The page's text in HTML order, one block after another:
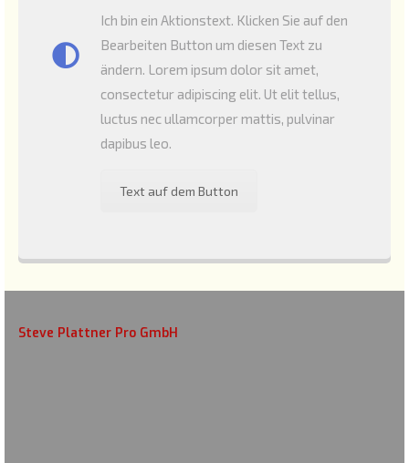
Ich bin ein Aktionstext. Klicken Sie auf den
Bearbeiten Button um diesen Text zu
ändern. Lorem ipsum dolor sit amet,
consectetur adipiscing elit. Ut elit tellus,
luctus nec ullamcorper mattis, pulvinar
dapibus leo.
Text auf dem Button
Steve Plattner Pro GmbH